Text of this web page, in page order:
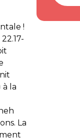
!
à la
La